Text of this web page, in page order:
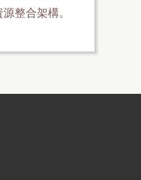
整合架構。